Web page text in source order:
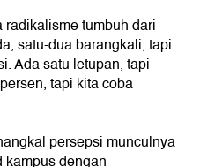
tumbuh dari
satu-dua barangkali, tapi
Ada satu letupan, tapi
tapi kita coba
persepsi munculnya
dengan